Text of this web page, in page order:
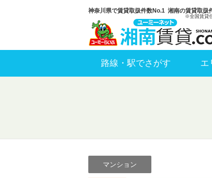
神奈川県で賃貸取扱件数No.1 湘南の賃貸取扱
※全国賃貸
路線・駅でさがす エ
マンション